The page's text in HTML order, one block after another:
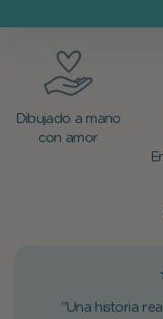
Dibujado a mano
con amor
"Una historia